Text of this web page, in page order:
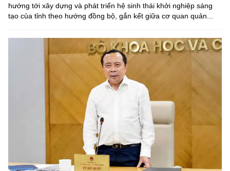
Chọn ngôn ngữ
Vietnamese English
BỘ KHOA HỌC VÀ CÔNG NGHỆ
MINISTRY OF SCIENCE AND TECHNOLOGY
Theo dõi MST: Góp ý
Cơ quan chủ quản: Bộ Khoa học và Công nghệ (MST)
Chịu trách nhiệm nội dung: Nguyễn Thị Hải Hằng
hướng tới xây dựng và phát triển hệ sinh thái khởi nghiệp sáng
tạo của tỉnh theo hướng đồng bộ, gắn kết giữa cơ quan quản...